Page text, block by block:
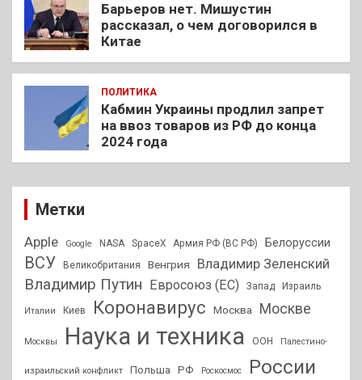
Барьеров нет. Мишустин
рассказал, о чем договорился в
Китае
ПОЛИТИКА
Кабмин Украины продлил запрет
на ввоз товаров из РФ до конца
2024 года
Метки
Apple Google NASA SpaceX Армия РФ (ВС РФ) Белоруссии
ВСУ Великобритания Венгрия Владимир Зеленский
Владимир Путин Евросоюз (ЕС) Запад Израиль
Италии Киев Коронавирус Москва Москве
Москвы Наука и техника ООН Палестино-
израильский конфликт Польша РФ Роскосмос России